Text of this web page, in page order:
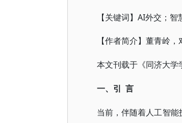
【关键词】 AI外交；智
【作者简介】董青岭
本文刊载于《同济大学
一、引 言
当前，伴随着人工智